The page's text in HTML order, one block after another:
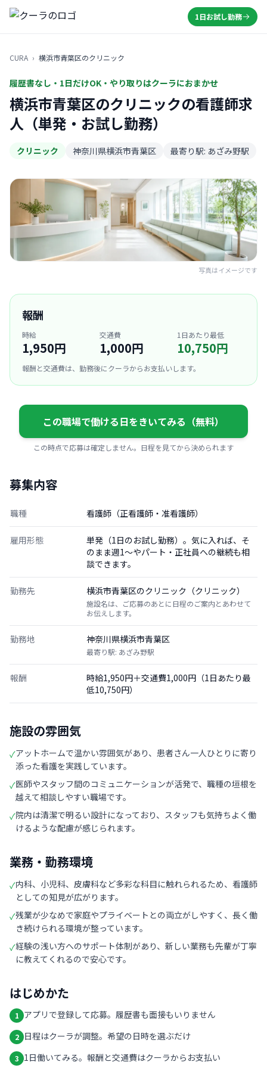
1日お試し勤務
CURA › 横浜市青葉区のクリニック
履歴書なし・1日だけOK・やり取りはクーラにおまかせ
横浜市青葉区のクリニックの看護師求
人（単発・お試し勤務）
クリニック 神奈川県横浜市青葉区 最寄り駅: あざみ野駅
写真はイメージです
報酬
時給
1,950円
交通費
1,000円
1日あたり最低
10,750円
報酬と交通費は、勤務後にクーラからお支払いします。
この職場で働ける日をきいてみる（無料）
この時点で応募は確定しません。日程を見てから決められます
募集内容
職種 看護師（正看護師・准看護師）
雇用形態
単発（1日のお試し勤務）。気に入れば、そ
のまま週1〜やパート・正社員への継続も相
談できます。
勤務先 横浜市青葉区のクリニック（クリニック）
施設名は、ご応募のあとに日程のご案内とあわせて
お伝えします。
勤務地 神奈川県横浜市青葉区
最寄り駅: あざみ野駅
報酬
時給1,950円＋交通費1,000円（1日あたり最
低10,750円）
施設の雰囲気
✓アットホームで温かい雰囲気があり、患者さん一人ひとりに寄り
添った看護を実践しています。
✓医師やスタッフ間のコミュニケーションが活発で、職種の垣根を
越えて相談しやすい職場です。
✓院内は清潔で明るい設計になっており、スタッフも気持ちよく働
けるような配慮が感じられます。
業務・勤務環境
✓内科、小児科、皮膚科など多彩な科目に触れられるため、看護師
としての知見が広がります。
✓残業が少なめで家庭やプライベートとの両立がしやすく、長く働
き続けられる環境が整っています。
✓経験の浅い方へのサポート体制があり、新しい業務も先輩が丁寧
に教えてくれるので安心です。
はじめかた
1 アプリで登録して応募。履歴書も面接もいりません
2 日程はクーラが調整。希望の日時を選ぶだけ
3 1日働いてみる。報酬と交通費はクーラからお支払い